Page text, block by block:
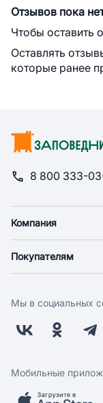
Отзывов пока
Чтобы оставить
Оставлять
которые ранее
8 800 333-
Компания
Новости
Поставщикам
Заводчикам
Обратная связь
Покупателям
Оплата
Бонусная
Скидки и акции
Мы в социальных
Мобильные